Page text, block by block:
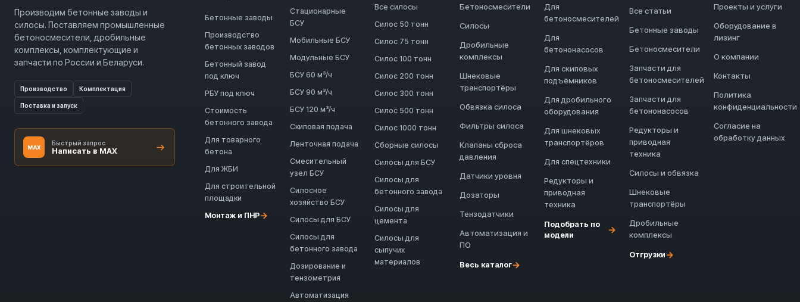
Производим бетонные заводы и
силосы. Поставляем промышленные
бетоносмесители, дробильные
комплексы, комплектующие и
запчасти по России и Беларуси.
Производство Комплектация
Поставка и запуск
MAX
Быстрый запрос
Написать в MAX
Бетонные заводы
Производство
бетонных заводов
Бетонный завод
под ключ
РБУ под ключ
Стоимость
бетонного завода
Для товарного
бетона
Для ЖБИ
Для строительной
площадки
Монтаж и ПНР→
Стационарные
БСУ
Мобильные БСУ
Модульные БСУ
БСУ 60 м³/ч
БСУ 90 м³/ч
БСУ 120 м³/ч
Скиповая подача
Ленточная подача
Смесительный
узел БСУ
Силосное
хозяйство БСУ
Силосы для БСУ
Силосы для
бетонного завода
Дозирование и
тензометрия
Автоматизация
Все силосы
Силос 50 тонн
Силос 75 тонн
Силос 100 тонн
Силос 200 тонн
Силос 300 тонн
Силос 500 тонн
Силос 1000 тонн
Сборные силосы
Силосы для БСУ
Силосы для
бетонного завода
Силосы для
цемента
Силосы для
сыпучих
материалов
Бетоносмесители
Силосы
Дробильные
комплексы
Шнековые
транспортёры
Обвязка силоса
Фильтры силоса
Клапаны сброса
давления
Датчики уровня
Дозаторы
Тензодатчики
Автоматизация и
ПО
Весь каталог→
Для
бетоносмесителей
Для
бетононасосов
Для скиповых
подъёмников
Для дробильного
оборудования
Для шнековых
транспортёров
Для спецтехники
Редукторы и
приводная
техника
Подобрать по
модели
→
Все статьи
Бетонные заводы
Бетоносмесители
Запчасти для
бетоносмесителей
Запчасти для
бетононасосов
Редукторы и
приводная
техника
Силосы и обвязка
Шнековые
транспортёры
Дробильные
комплексы
Отгрузки→
Проекты и услуги
Оборудование в
лизинг
О компании
Контакты
Политика
конфиденциальности
Согласие на
обработку данных